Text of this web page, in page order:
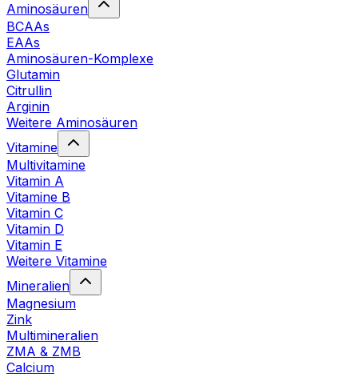
Aminosäuren
BCAAs
EAAs
Aminosäuren-Komplexe
Glutamin
Citrullin
Arginin
Weitere Aminosäuren
Vitamine
Multivitamine
Vitamin A
Vitamine B
Vitamin C
Vitamin D
Vitamin E
Weitere Vitamine
Mineralien
Magnesium
Zink
Multimineralien
ZMA & ZMB
Calcium